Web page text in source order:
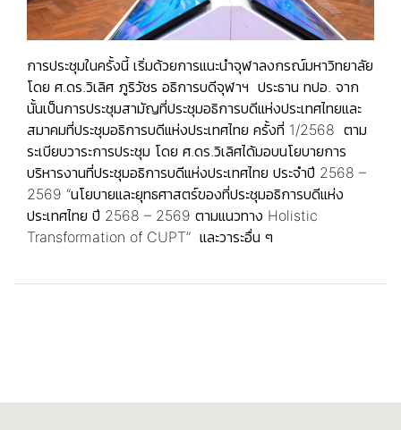
การประชุมในครั้งนี้ เริ่มด้วยการแนะนำจุฬาลงกรณ์มหาวิทยาลัย
โดย ศ.ดร.วิเลิศ ภูริวัชร อธิการบดีจุฬาฯ ประธาน ทปอ. จาก
นั้นเป็นการประชุมสามัญที่ประชุมอธิการบดีแห่งประเทศไทยและ
สมาคมที่ประชุมอธิการบดีแห่งประเทศไทย ครั้งที่ 1/2568 ตาม
ระเบียบวาระการประชุม โดย ศ.ดร.วิเลิศได้มอบนโยบายการ
บริหารงานที่ประชุมอธิการบดีแห่งประเทศไทย ประจำปี 2568 –
2569 “นโยบายและยุทธศาสตร์ของที่ประชุมอธิการบดีแห่ง
ประเทศไทย ปี 2568 – 2569 ตามแนวทาง Holistic
Transformation of CUPT” และวาระอื่น ๆ